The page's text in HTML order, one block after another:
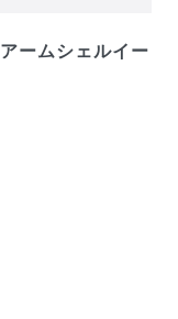
ームシェルイー